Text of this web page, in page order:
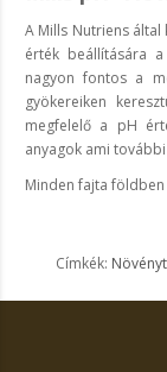
A Mills Nutriens
érték beállítására
nagyon fontos a
gyökereiken
megfelelő a pH
anyagok ami
Minden fajta
Címkék: